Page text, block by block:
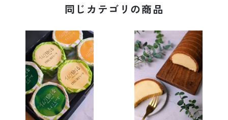
同じカテゴリの商品